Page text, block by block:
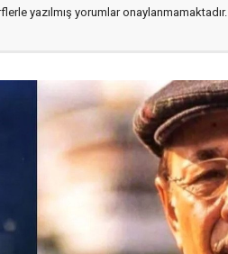
yazılmış yorumlar onaylanmamaktadır.